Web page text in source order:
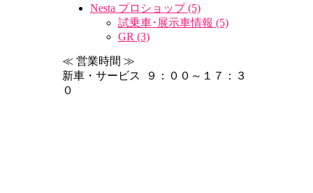
Nesta プロショップ (5)
試乗車･展示車情報 (5)
GR (3)
≪ 営業時間 ≫
新車・サービス ９：００～１７：３
０